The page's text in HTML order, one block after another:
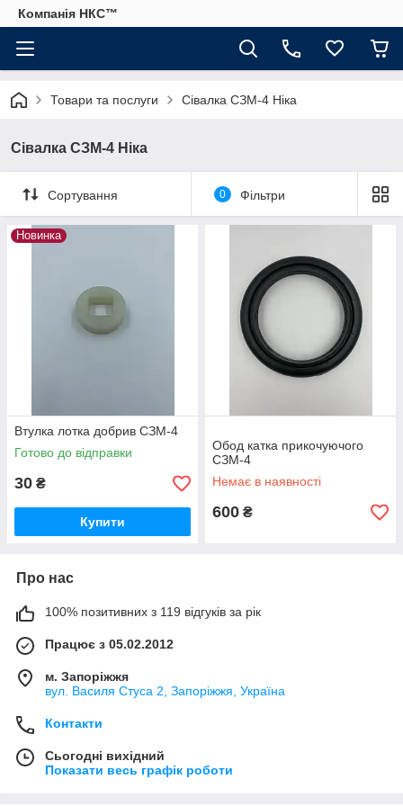
Компанія НКС™
Товари та послуги Сівалка СЗМ-4 Ніка
Сівалка СЗМ-4 Ніка
Сортування 0 Фільтри
Новинка
Втулка лотка добрив СЗМ-4
Готово до відправки
30 ₴
Купити
Обод катка прикочуючого
СЗМ-4
Немає в наявності
600 ₴
Про нас
100% позитивних з 119 відгуків за рік
Працює з 05.02.2012
м. Запоріжжя
вул. Василя Стуса 2, Запоріжжя, Україна
Контакти
Сьогодні вихідний
Показати весь графік роботи